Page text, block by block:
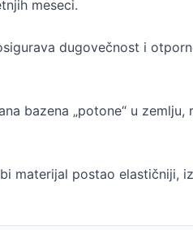
meseci.
dugovečnost i
bazena „potone“ u
materijal postao elastičniji,